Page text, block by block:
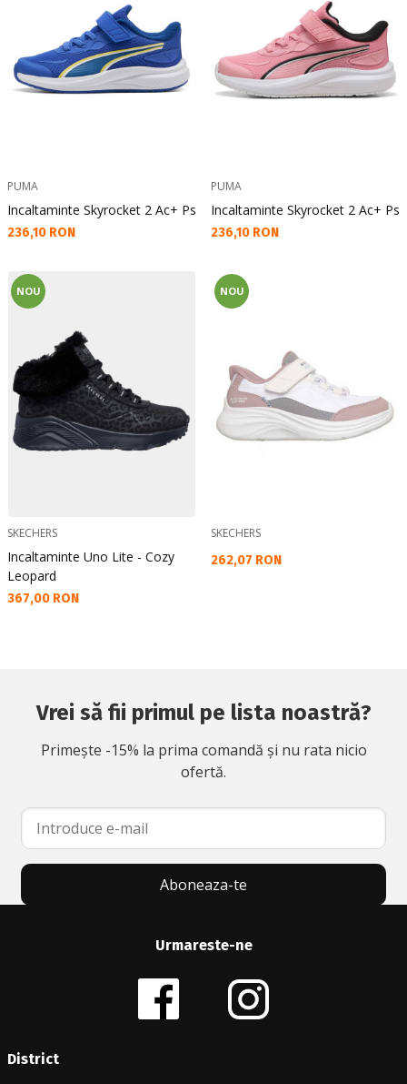
PUMA
Incaltaminte Skyrocket 2 Ac+ Ps
Текуща цена:
236,10 RON
PUMA
Incaltaminte Skyrocket 2 Ac+ Ps
Текуща цена:
236,10 RON
NOU
SKECHERS
Incaltaminte Uno Lite - Cozy
Leopard
Текуща цена:
367,00 RON
NOU
SKECHERS
Текуща цена:
262,07 RON
Vrei să fii primul pe lista noastră?
Primește -15% la prima comandă și nu rata nicio
ofertă.
Aboneaza-te
Urmareste-ne
District